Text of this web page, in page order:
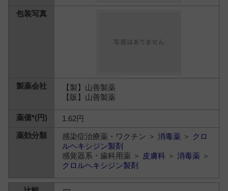
【製】山善製薬
【販】山善製薬
1.62円
感染症治療薬・ワクチン ＞消毒薬 ＞ クロ
ルヘキシジン製剤
感覚器系・歯科用薬 ＞ 皮膚科 ＞消毒薬 ＞
クロルヘキシジン製剤